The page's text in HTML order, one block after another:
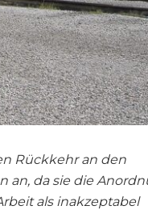
Rückkehr an den
an, da sie die
als inakzeptabel